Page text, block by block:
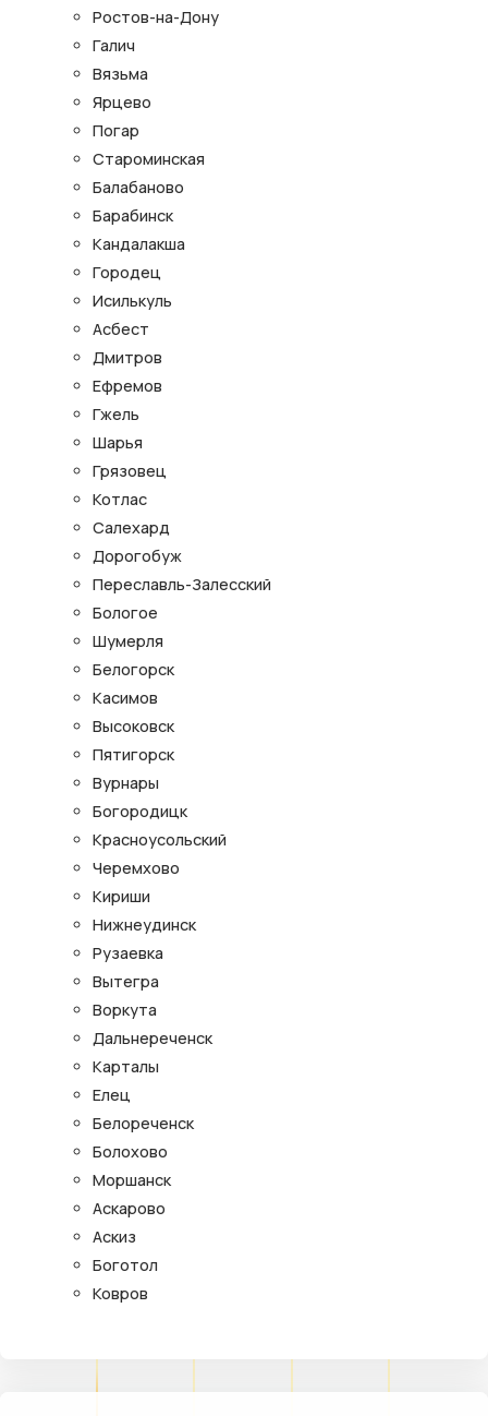
Ростов-на-Дону
Галич
Вязьма
Ярцево
Погар
Староминская
Балабаново
Барабинск
Кандалакша
Городец
Исилькуль
Асбест
Дмитров
Ефремов
Гжель
Шарья
Грязовец
Котлас
Салехард
Дорогобуж
Переславль-Залесский
Бологое
Шумерля
Белогорск
Касимов
Высоковск
Пятигорск
Вурнары
Богородицк
Красноусольский
Черемхово
Кириши
Нижнеудинск
Рузаевка
Вытегра
Воркута
Дальнереченск
Карталы
Елец
Белореченск
Болохово
Моршанск
Аскарово
Аскиз
Боготол
Ковров